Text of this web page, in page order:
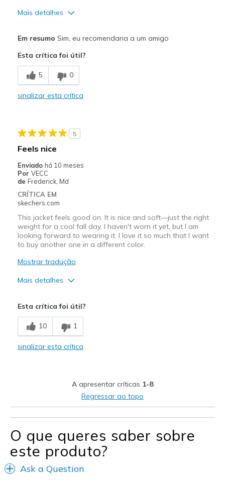
Mais detalhes
Breathe Well
Comfortable
Melhores utilizações
Travel
Sizing
Em resumo Sim, eu recomendaria a um amigo
Esta crítica foi útil?
5 0
sinalizar esta crítica
5
Feels nice
Enviado há 10 meses
Por VECC
de Frederick, Md
CRÍTICA EM
skechers.com
This jacket feels good on. It is nice and soft—just the right
weight for a cool fall day. I haven't worn it yet, but I am
looking forward to wearing it. I love it so much that I want
to buy another one in a different color.
Mostrar tradução
Mais detalhes
Comfortable
Stylish
Travel
Sizing Feels true to size
Esta crítica foi útil?
10 1
sinalizar esta crítica
A apresentar críticas 1-8
Regressar ao topo
O que queres saber sobre
este produto?
Ask a Question